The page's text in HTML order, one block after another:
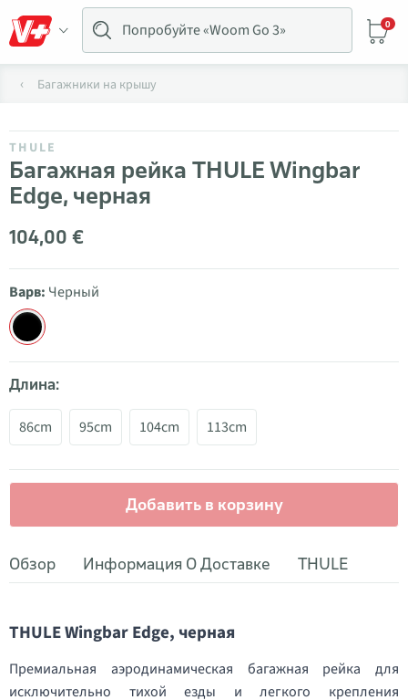
0
Багажники на крышу
THULE
Багажная рейка THULE Wingbar
Edge, черная
104,00 €
Варв: Черный
Длина:
86cm 95cm 104cm 113cm
Добавить в корзину
Обзор Информация О Доставке THULE
THULE Wingbar Edge, черная
Премиальная аэродинамическая багажная рейка для
исключительно тихой езды и легкого крепления